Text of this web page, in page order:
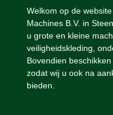
Welkom op de
Machines B.V. in
u grote en kleine
veiligheidskleding,
Bovendien
zodat wij u ook na
bieden.